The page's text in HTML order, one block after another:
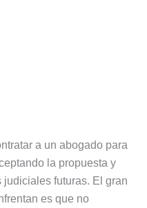
a un abogado para
la propuesta y
futuras. El gran
es que no